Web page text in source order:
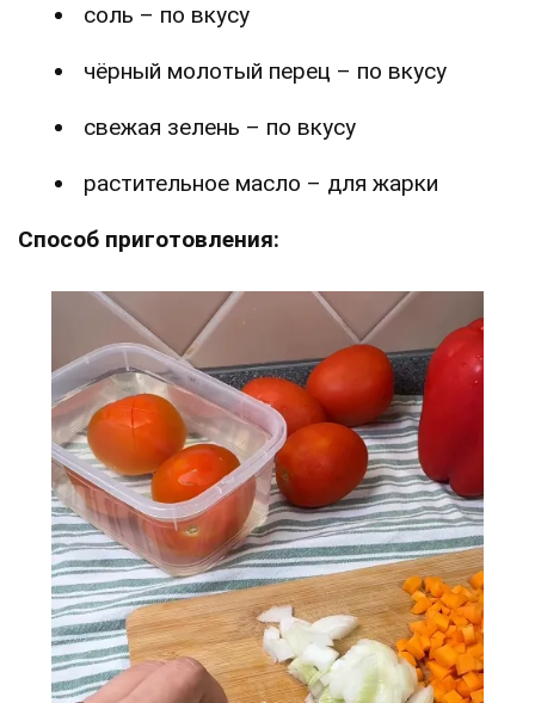
соль – по вкусу
чёрный молотый перец – по вкусу
свежая зелень – по вкусу
растительное масло – для жарки
Способ приготовления: